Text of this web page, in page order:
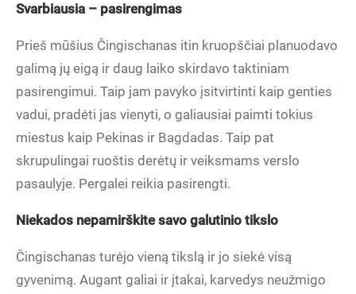
Svarbiausia – pasirengimas
Prieš mūšius Čingischanas itin kruopščiai planuodavo
galimą jų eigą ir daug laiko skirdavo taktiniam
pasirengimui. Taip jam pavyko įsitvirtinti kaip genties
vadui, pradėti jas vienyti, o galiausiai paimti tokius
miestus kaip Pekinas ir Bagdadas. Taip pat
skrupulingai ruoštis derėtų ir veiksmams verslo
pasaulyje. Pergalei reikia pasirengti.
Niekados nepamirškite savo galutinio tikslo
Čingischanas turėjo vieną tikslą ir jo siekė visą
gyvenimą. Augant galiai ir įtakai, karvedys neužmigo